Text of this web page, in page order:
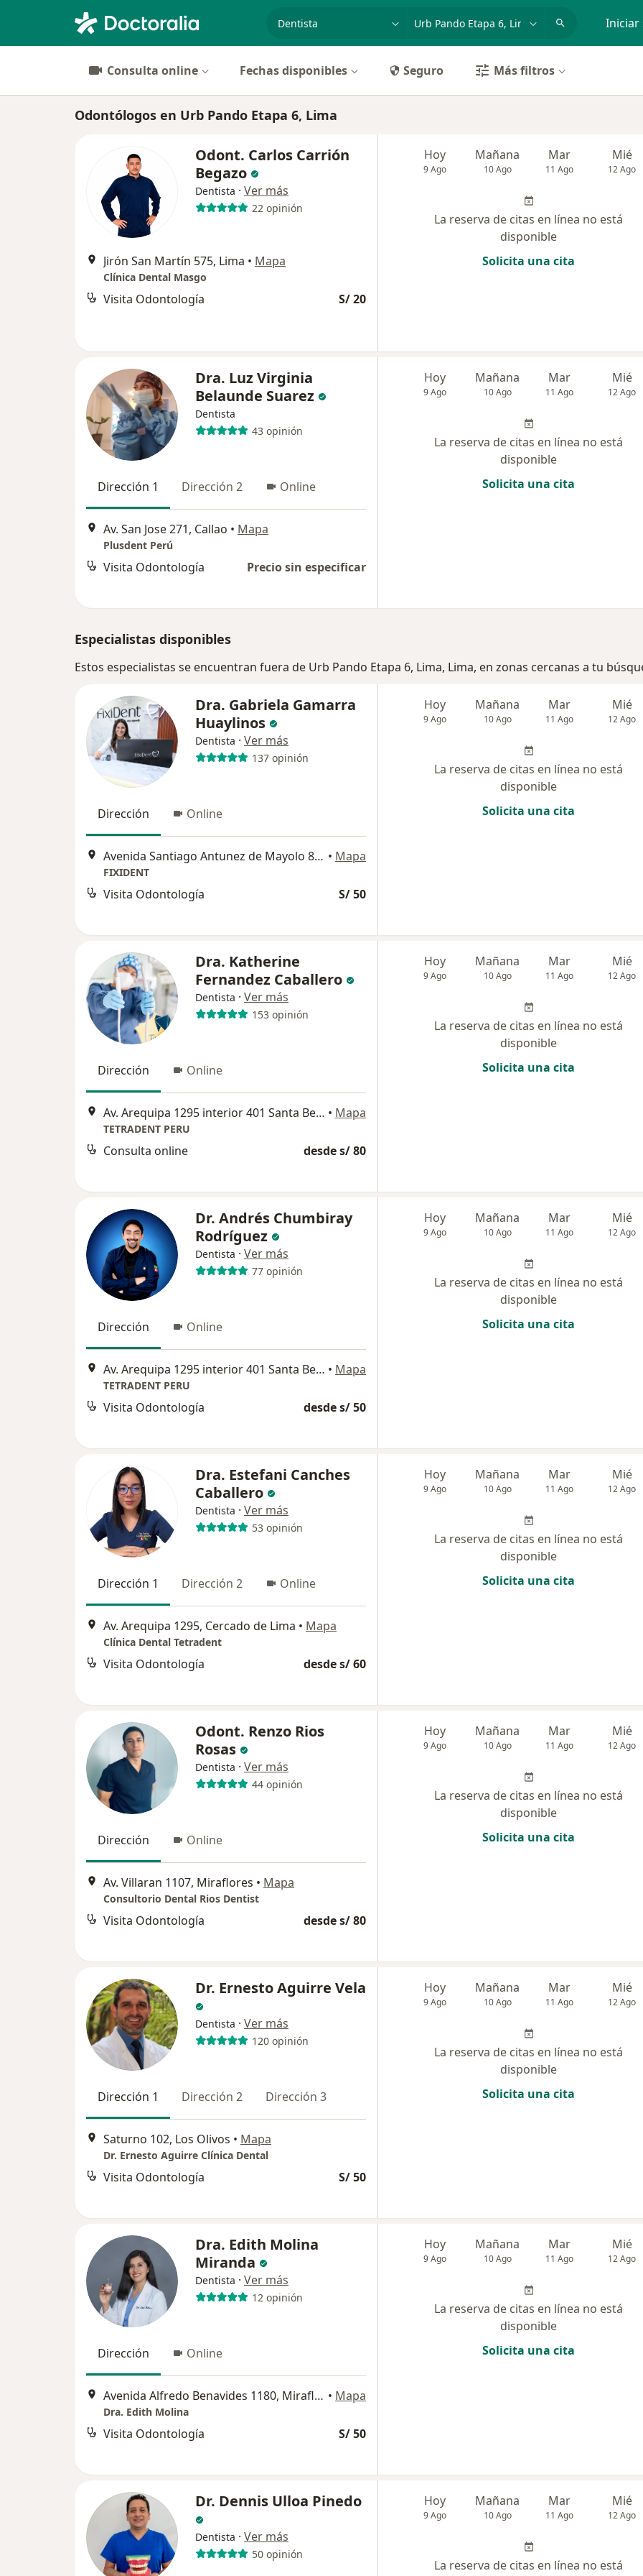
Iniciar
Consulta online Fechas disponibles Seguro Más filtros
Odontólogos en Urb Pando Etapa 6, Lima
Odont. Carlos Carrión
Begazo
Dentista · Ver más
22 opinión
Jirón San Martín 575, Lima • Mapa
Clínica Dental Masgo
Visita Odontología S/ 20
Hoy
9 Ago
Mañana
10 Ago
Mar
11 Ago
Mié
12 Ago
La reserva de citas en línea no está
disponible
Solicita una cita
Dra. Luz Virginia
Belaunde Suarez
Dentista
43 opinión
Dirección 1 Dirección 2 Online
Av. San Jose 271, Callao • Mapa
Plusdent Perú
Visita Odontología Precio sin especificar
Hoy
9 Ago
Mañana
10 Ago
Mar
11 Ago
Mié
12 Ago
La reserva de citas en línea no está
disponible
Solicita una cita
Especialistas disponibles
Estos especialistas se encuentran fuera de Urb Pando Etapa 6, Lima, Lima, en zonas cercanas a tu
Dra. Gabriela Gamarra
Huaylinos
Dentista · Ver más
137 opinión
Dirección Online
Avenida Santiago Antunez de Mayolo 859, Lima • Mapa
FIXIDENT
Visita Odontología S/ 50
Hoy
9 Ago
Mañana
10 Ago
Mar
11 Ago
Mié
12 Ago
La reserva de citas en línea no está
disponible
Solicita una cita
Dra. Katherine
Fernandez Caballero
Dentista · Ver más
153 opinión
Dirección Online
Av. Arequipa 1295 interior 401 Santa Beatriz, Cercado de Lima • Mapa
TETRADENT PERU
Consulta online desde s/ 80
Hoy
9 Ago
Mañana
10 Ago
Mar
11 Ago
Mié
12 Ago
La reserva de citas en línea no está
disponible
Solicita una cita
Dr. Andrés Chumbiray
Rodríguez
Dentista · Ver más
77 opinión
Dirección Online
Av. Arequipa 1295 interior 401 Santa Beatriz, Lima • Mapa
TETRADENT PERU
Visita Odontología desde s/ 50
Hoy
9 Ago
Mañana
10 Ago
Mar
11 Ago
Mié
12 Ago
La reserva de citas en línea no está
disponible
Solicita una cita
Dra. Estefani Canches
Caballero
Dentista · Ver más
53 opinión
Dirección 1 Dirección 2 Online
Av. Arequipa 1295, Cercado de Lima • Mapa
Clínica Dental Tetradent
Visita Odontología desde s/ 60
Hoy
9 Ago
Mañana
10 Ago
Mar
11 Ago
Mié
12 Ago
La reserva de citas en línea no está
disponible
Solicita una cita
Odont. Renzo Rios
Rosas
Dentista · Ver más
44 opinión
Dirección Online
Av. Villaran 1107, Miraflores • Mapa
Consultorio Dental Rios Dentist
Visita Odontología desde s/ 80
Hoy
9 Ago
Mañana
10 Ago
Mar
11 Ago
Mié
12 Ago
La reserva de citas en línea no está
disponible
Solicita una cita
Dr. Ernesto Aguirre Vela
Dentista · Ver más
120 opinión
Dirección 1 Dirección 2 Dirección 3
Saturno 102, Los Olivos • Mapa
Dr. Ernesto Aguirre Clínica Dental
Visita Odontología S/ 50
Hoy
9 Ago
Mañana
10 Ago
Mar
11 Ago
Mié
12 Ago
La reserva de citas en línea no está
disponible
Solicita una cita
Dra. Edith Molina
Miranda
Dentista · Ver más
12 opinión
Dirección Online
Avenida Alfredo Benavides 1180, Miraflores • Mapa
Dra. Edith Molina
Visita Odontología S/ 50
Hoy
9 Ago
Mañana
10 Ago
Mar
11 Ago
Mié
12 Ago
La reserva de citas en línea no está
disponible
Solicita una cita
Dr. Dennis Ulloa Pinedo
Dentista · Ver más
50 opinión
Hoy
9 Ago
Mañana
10 Ago
Mar
11 Ago
Mié
12 Ago
La reserva de citas en línea no está